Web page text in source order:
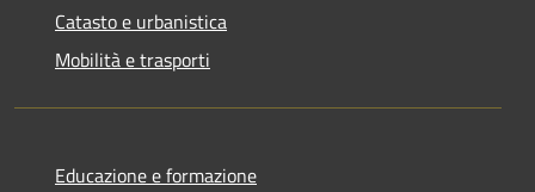
Catasto e urbanistica
Mobilità e trasporti
Educazione e formazione